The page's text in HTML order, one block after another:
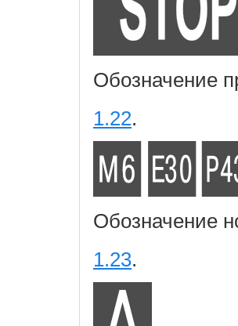
Обозначение
1.22.
Обозначение
1.23.